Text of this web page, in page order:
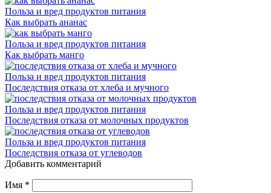
Польза и вред продуктов питания
Как выбрать ананас
Польза и вред продуктов питания
Как выбрать манго
Польза и вред продуктов питания
Последствия отказа от хлеба и мучного
Польза и вред продуктов питания
Последствия отказа от молочных продуктов
Польза и вред продуктов питания
Последствия отказа от углеводов
Добавить комментарий
Имя *